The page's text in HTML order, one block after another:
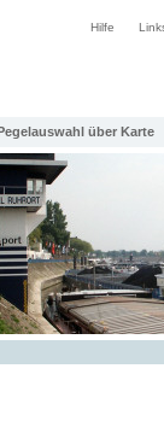
Hilfe
über Karte